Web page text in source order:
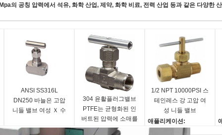
의 공칭 압력에서 석유, 화학 산업, 제약, 화학 비료, 전력 산업 등과 같은 다양한
ANSI SS316L
DN250 바늘은 고압
니들 밸브 여성 Ｘ 수
304 윤활플러그밸브
PTFE는 균형화된 인
버트된 압력에 소매를
달았습니다
1/2 NPT 10000PSI 스
테인레스 강 고압 여
성 니들 밸브
애플리케이션:
석유, 가스, 물